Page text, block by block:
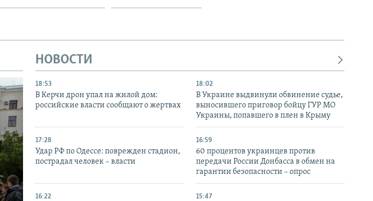
НОВОСТИ
18:53
В Керчи дрон упал на жилой дом:
российские власти сообщают о жертвах
18:02
В Украине выдвинули обвинение судье,
выносившего приговор бойцу ГУР МО
Украины, попавшего в плен в Крыму
17:28
Удар РФ по Одессе: поврежден стадион,
пострадал человек – власти
16:59
60 процентов украинцев против
передачи России Донбасса в обмен на
гарантии безопасности – опрос
16:22 15:47